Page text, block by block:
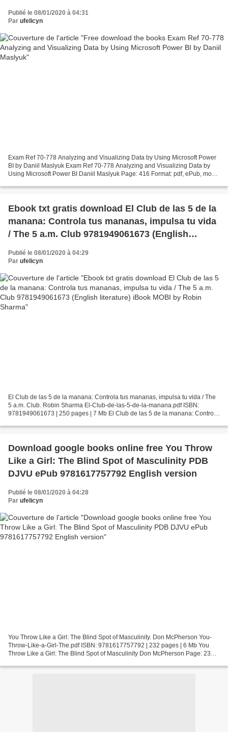
Publié le 08/01/2020 à 04:31
Par ufelicyn
Exam Ref 70-778 Analyzing and Visualizing Data by Using Microsoft Power
BI by Daniil Maslyuk Exam Ref 70-778 Analyzing and Visualizing Data by
Using Microsoft Power BI Daniil Maslyuk Page: 416 Format: pdf, ePub, mobi,
Ebook txt gratis download El Club de las 5 de la
manana: Controla tus mananas, impulsa tu vida
/ The 5 a.m. Club 9781949061673 (English
Publié le 08/01/2020 à 04:29
Par ufelicyn
El Club de las 5 de la manana: Controla tus mananas, impulsa tu vida / The
5 a.m. Club. Robin Sharma El-Club-de-las-5-de-la-manana.pdf ISBN:
9781949061673 | 250 pages | 7 Mb El Club de las 5 de la manana: Controla
Download google books online free You Throw
Like a Girl: The Blind Spot of Masculinity PDB
DJVU ePub 9781617757792 English version
Publié le 08/01/2020 à 04:28
Par ufelicyn
You Throw Like a Girl: The Blind Spot of Masculinity. Don McPherson You-
Throw-Like-a-Girl-The.pdf ISBN: 9781617757792 | 232 pages | 6 Mb You
Throw Like a Girl: The Blind Spot of Masculinity Don McPherson Page: 232